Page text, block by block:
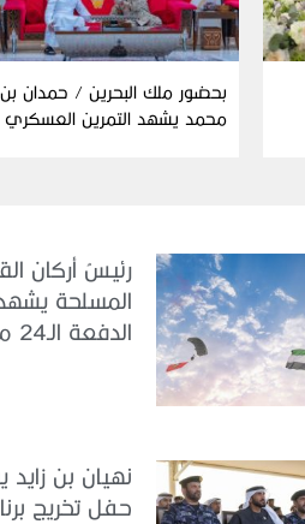
بحضور ملك البحرين / حمدان بن
محمد يشهد التمرين العسكري
رئيسُ أركان
المسلحة
نهيان بن
حفل تخريج